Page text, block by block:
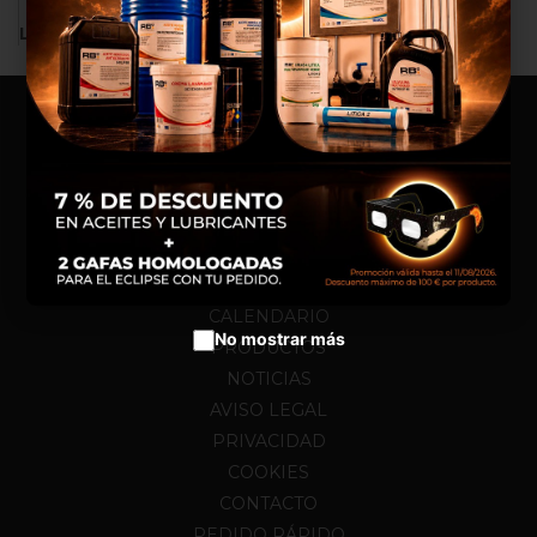
LA BÚSQUEDA NO DA NINGÚN RESULTADO.
HOME
NOSOTROS
CALENDARIO
PRODUCTOS
NOTICIAS
AVISO LEGAL
PRIVACIDAD
COOKIES
CONTACTO
experiencia de compra, realizar
un análisis estadístico que nos
sirve para mejorar el servicio y
poder ofrecerte los mejores
productos en anuncios
publicitarios.
Aceptar cookies
No mostrar más